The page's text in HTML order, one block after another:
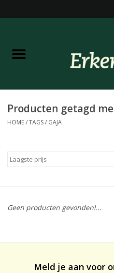
Home
Barneveldse specialiteiten
Gedistilleerd &
Producten getagd
HOME/TAGS/ GAJA
Geen producten gevonden!...
Meld je aan voor